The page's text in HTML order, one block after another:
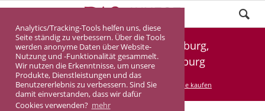
Analytics/Tracking-Tools helfen uns, diese
Seite ständig zu verbessern. Über die Tools
werden anonyme Daten über Website-
Nutzung und -Funktionalität gesammelt.
Wir nutzen die Erkenntnisse, um unsere
Produkte, Dienstleistungen und das
Benutzererlebnis zu verbessern. Sind Sie
damit einverstanden, dass wir dafür
Cookies verwenden? mehr
Denkmalimmobilie Dillenburg,
Denkmalwohnung Dillenburg
DASINVEST Service Denkmalimmobilie kaufen